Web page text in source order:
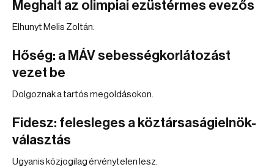
Meghalt az olimpiai ezüstérmes evezős
Elhunyt Melis Zoltán.
Hőség: a MÁV sebességkorlátozást
vezet be
Dolgoznak a tartós megoldásokon.
Fidesz: felesleges a köztársaságielnök-
választás
Ugyanis közjogilag érvénytelen lesz.